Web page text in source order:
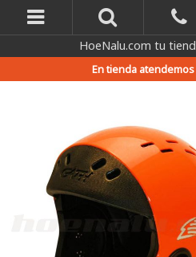
HoeNalu.com tu
En tienda